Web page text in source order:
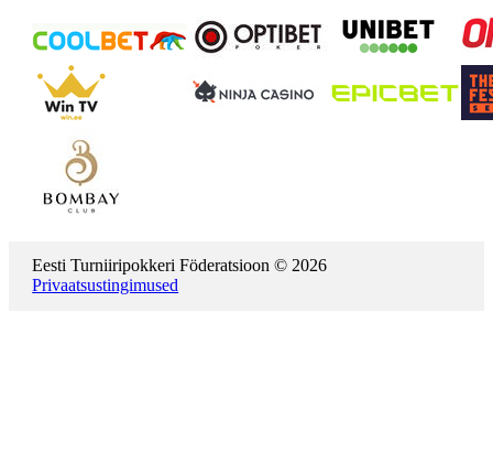
Eesti Turniiripokkeri Föderatsioon © 2026
Privaatsustingimused